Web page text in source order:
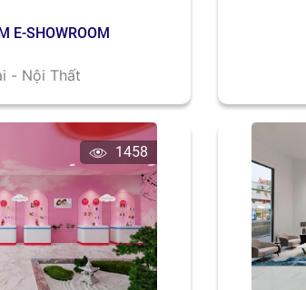
E-SHOWROOM
- Nội Thất
1458